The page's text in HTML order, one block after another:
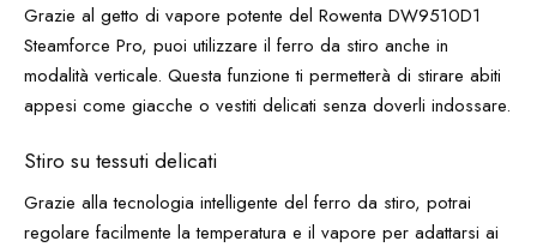
Grazie al getto di vapore potente del Rowenta DW9510D1
Steamforce Pro, puoi utilizzare il ferro da stiro anche in
modalità verticale. Questa funzione ti permetterà di stirare abiti
appesi come giacche o vestiti delicati senza doverli indossare.
Stiro su tessuti delicati
Grazie alla tecnologia intelligente del ferro da stiro, potrai
regolare facilmente la temperatura e il vapore per adattarsi ai